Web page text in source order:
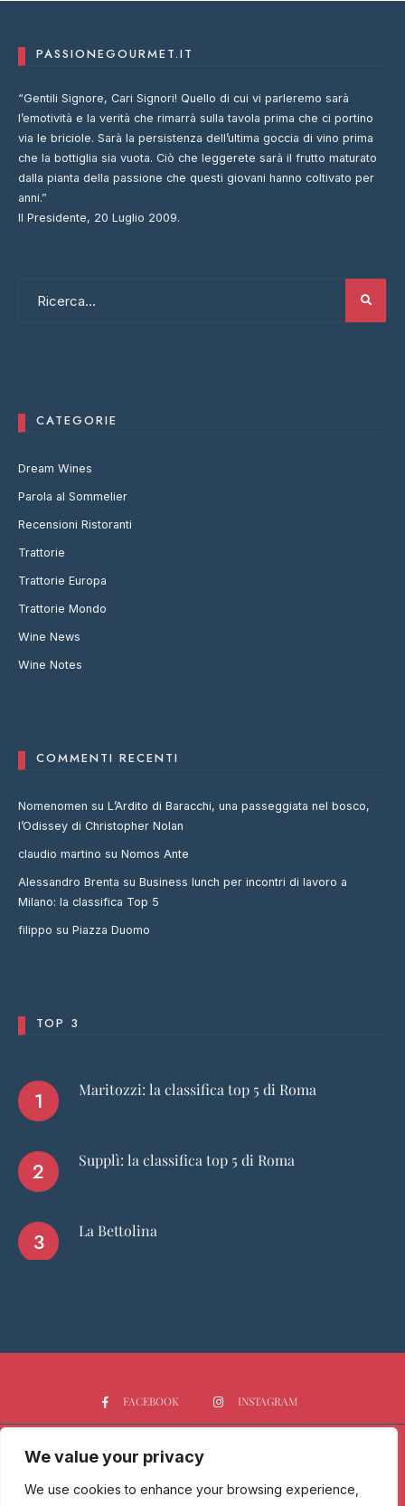
We value your privacy
We use cookies to enhance your browsing experience,
PASSIONEGOURMET.IT
“Gentili Signore, Cari Signori! Quello di cui vi parleremo sarà
l’emotività e la verità che rimarrà sulla tavola prima che ci portino
via le briciole. Sarà la persistenza dell’ultima goccia di vino prima
che la bottiglia sia vuota. Ciò che leggerete sarà il frutto maturato
dalla pianta della passione che questi giovani hanno coltivato per
anni.”
Il Presidente, 20 Luglio 2009.
CATEGORIE
Dream Wines
Parola al Sommelier
Recensioni Ristoranti
Trattorie
Trattorie Europa
Trattorie Mondo
Wine News
Wine Notes
COMMENTI RECENTI
Nomenomen su L’Ardito di Baracchi, una passeggiata nel bosco,
l’Odissey di Christopher Nolan
claudio martino su Nomos Ante
Alessandro Brenta su Business lunch per incontri di lavoro a
Milano: la classifica Top 5
filippo su Piazza Duomo
TOP 3
Maritozzi: la classifica top 5 di Roma
Supplì: la classifica top 5 di Roma
La Bettolina
FACEBOOK INSTAGRAM
HOME CHI SIAMO
NEWS